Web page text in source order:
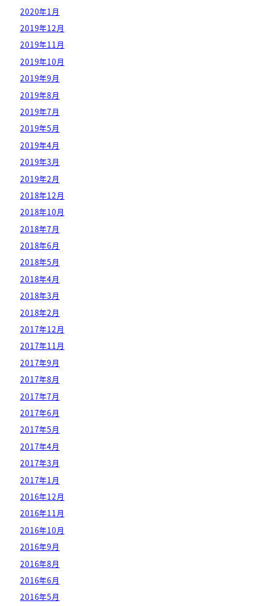
2020年1月
2019年12月
2019年11月
2019年10月
2019年9月
2019年8月
2019年7月
2019年5月
2019年4月
2019年3月
2019年2月
2018年12月
2018年10月
2018年7月
2018年6月
2018年5月
2018年4月
2018年3月
2018年2月
2017年12月
2017年11月
2017年9月
2017年8月
2017年7月
2017年6月
2017年5月
2017年4月
2017年3月
2017年1月
2016年12月
2016年11月
2016年10月
2016年9月
2016年8月
2016年6月
2016年5月